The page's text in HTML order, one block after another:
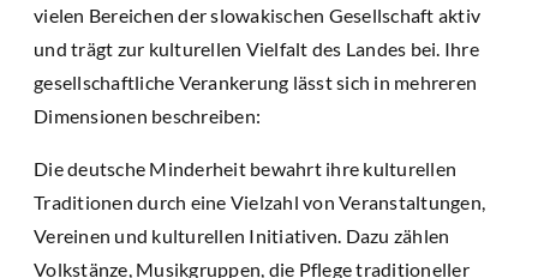
vielen Bereichen der slowakischen Gesellschaft aktiv
und trägt zur kulturellen Vielfalt des Landes bei. Ihre
gesellschaftliche Verankerung lässt sich in mehreren
Dimensionen beschreiben:
Die deutsche Minderheit bewahrt ihre kulturellen
Traditionen durch eine Vielzahl von Veranstaltungen,
Vereinen und kulturellen Initiativen. Dazu zählen
Volkstänze, Musikgruppen, die Pflege traditioneller